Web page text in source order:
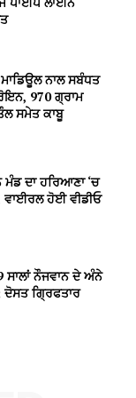
ਨਾਲ ਸਬੰਧਤ
970 ਗ੍ਰਾਮ
ਸਮੇਤ ਕਾਬੂ
ਦਾ ਹਰਿਆਣਾ ‘ਚ
ਵਾਈਰਲ ਹੋਈ ਵੀਡੀਓ
ਨੌਜਵਾਨ ਦੇ ਅੰਨੇ
ਗ੍ਰਿਫਤਾਰ